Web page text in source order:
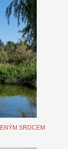
SRDCEM